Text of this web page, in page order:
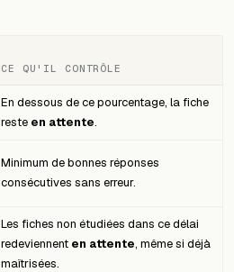
CE QU'IL CONTRÔLE
En dessous de ce pourcentage, la fiche
reste en attente.
Minimum de bonnes réponses
consécutives sans erreur.
Les fiches non étudiées dans ce délai
redeviennent en attente, même si déjà
maîtrisées.